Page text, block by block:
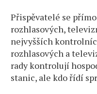
Přispěvatelé se
rozhlasových,
nejvyšších
rozhlasových a
rady kontrolují
stanic, ale kdo řídí